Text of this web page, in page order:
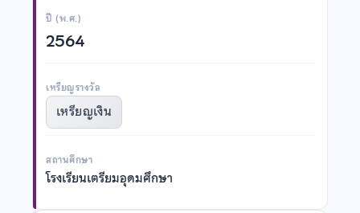
ปี (พ.ศ.)
2564
เหรียญรางวัล
เหรียญเงิน
สถานศึกษา
โรงเรียนเตรียมอุดมศึกษา